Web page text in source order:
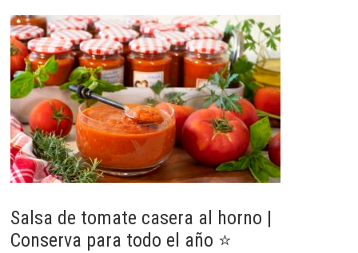
Salsa de tomate casera al horno |
Conserva para todo el año ⭐